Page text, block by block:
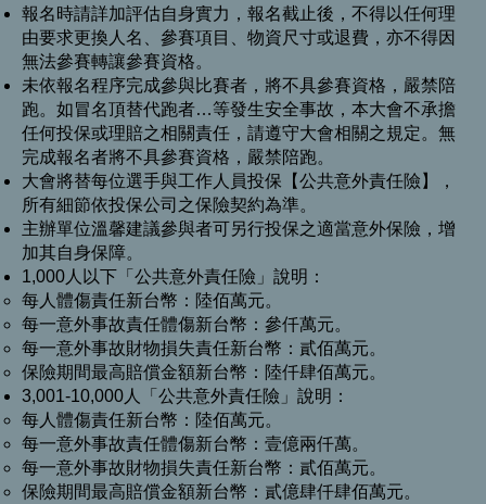
報名時請詳加評估自身實力，報名截止後，不得以任何理
由要求更換人名、參賽項目、物資尺寸或退費，亦不得因
無法參賽轉讓參賽資格。
未依報名程序完成參與比賽者，將不具參賽資格，嚴禁陪
跑。如冒名頂替代跑者…等發生安全事故，本大會不承擔
任何投保或理賠之相關責任，請遵守大會相關之規定。無
完成報名者將不具參賽資格，嚴禁陪跑。
大會將替每位選手與工作人員投保【公共意外責任險】，
所有細節依投保公司之保險契約為準。
主辦單位溫馨建議參與者可另行投保之適當意外保險，增
加其自身保障。
1,000人以下「公共意外責任險」說明：
每人體傷責任新台幣：陸佰萬元。
每一意外事故責任體傷新台幣：參仟萬元。
每一意外事故財物損失責任新台幣：貳佰萬元。
保險期間最高賠償金額新台幣：陸仟肆佰萬元。
3,001-10,000人「公共意外責任險」說明：
每人體傷責任新台幣：陸佰萬元。
每一意外事故責任體傷新台幣：壹億兩仟萬。
每一意外事故財物損失責任新台幣：貳佰萬元。
保險期間最高賠償金額新台幣：貳億肆仟肆佰萬元。